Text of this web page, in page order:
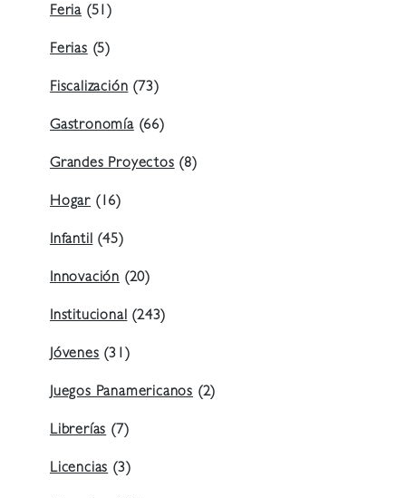
Feria (51)
Ferias (5)
Fiscalización (73)
Gastronomía(66)
Grandes Proyectos (8)
Hogar (16)
Infantil (45)
Innovación (20)
Institucional (243)
Jóvenes (31)
Juegos Panamericanos (2)
Librerías (7)
Licencias (3)